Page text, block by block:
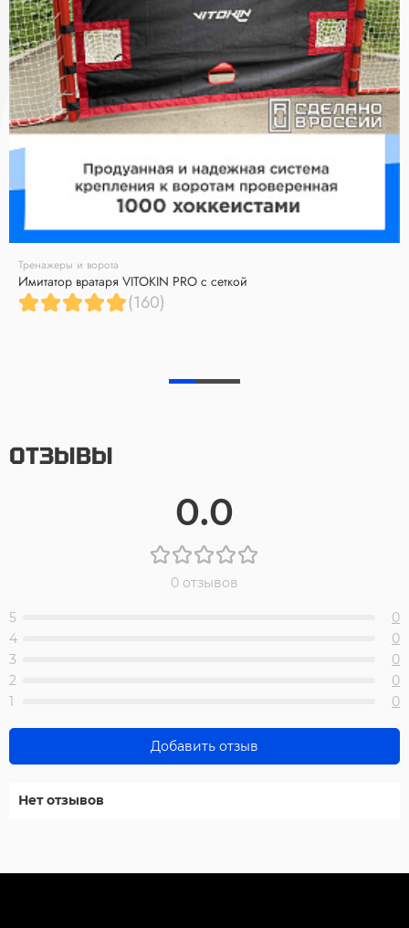
Тренажеры и ворота
Имитатор вратаря VITOKIN PRO с сеткой
(160)
ОТЗЫВЫ
0.0
0 отзывов
5
0
4
0
3
0
2
0
1
0
Добавить отзыв
Нет отзывов